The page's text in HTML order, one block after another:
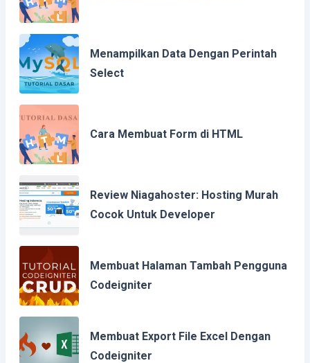
Menampilkan Data Dengan Perintah
Select
Cara Membuat Form di HTML
Review Niagahoster: Hosting Murah
Cocok Untuk Developer
Membuat Halaman Tambah Pengguna
Codeigniter
Membuat Export File Excel Dengan
Codeigniter